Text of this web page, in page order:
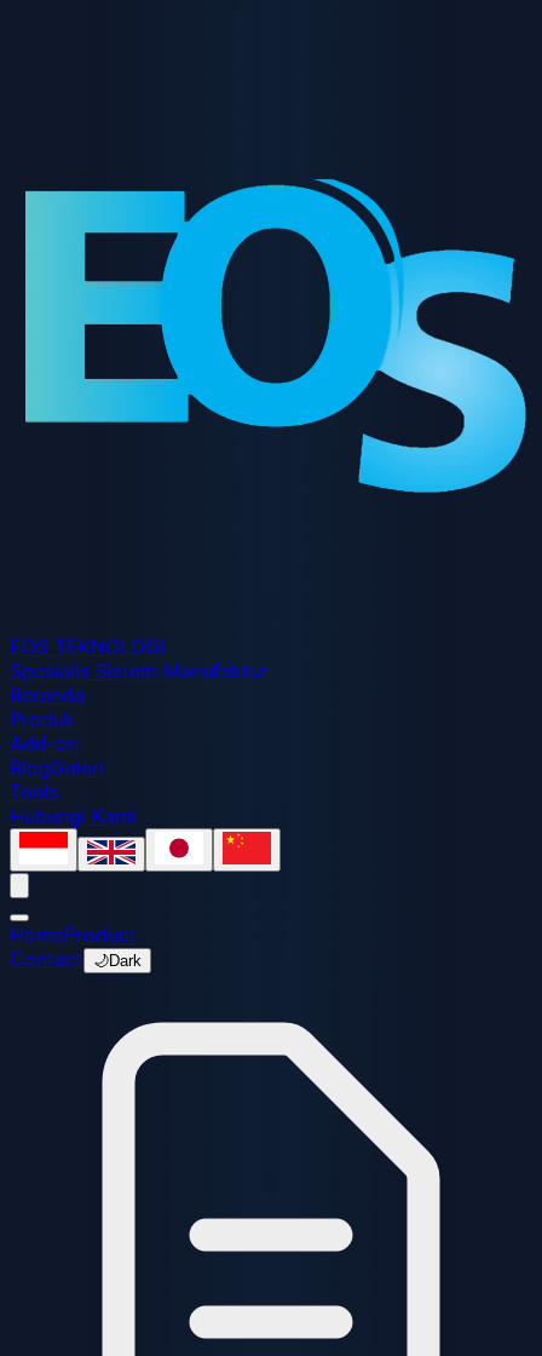
EOS TEKNOLOGI
Spesialis Sistem Manufaktur
Beranda
Produk
Add-on
BlogGaleri
Tools
Hubungi Kami
HomeProduct
Contact
🌙Dark